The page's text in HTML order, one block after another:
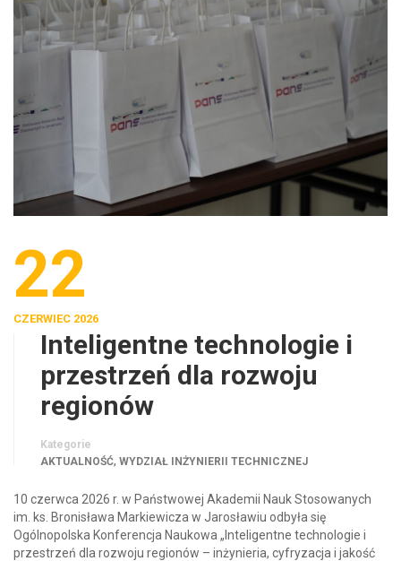
22
CZERWIEC 2026
Inteligentne technologie i
przestrzeń dla rozwoju
regionów
Kategorie
AKTUALNOŚĆ, WYDZIAŁ INŻYNIERII TECHNICZNEJ
10 czerwca 2026 r. w Państwowej Akademii Nauk Stosowanych
im. ks. Bronisława Markiewicza w Jarosławiu odbyła się
Ogólnopolska Konferencja Naukowa „Inteligentne technologie i
przestrzeń dla rozwoju regionów – inżynieria, cyfryzacja i jakość